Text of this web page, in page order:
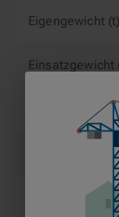
Eigengewicht (t)
Einsatzgewicht
Gewicht (kg)